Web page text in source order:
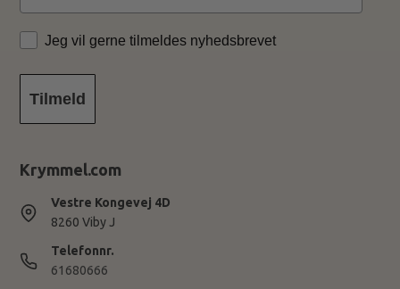
Jeg vil gerne tilmeldes nyhedsbrevet
Tilmeld
Krymmel.com
Vestre Kongevej 4D
8260 Viby J
Telefonnr.
61680666